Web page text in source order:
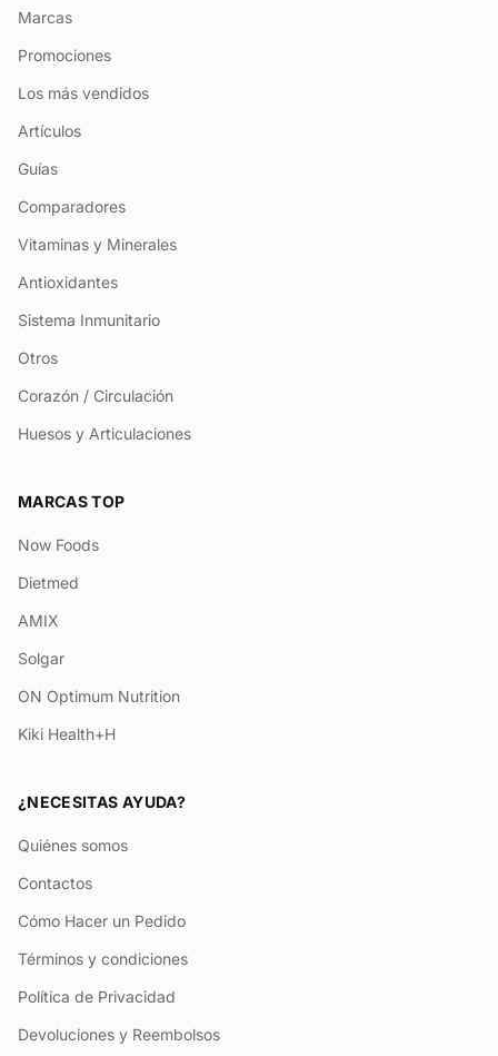
Marcas
Promociones
Los más vendidos
Artículos
Guías
Comparadores
Vitaminas y Minerales
Antioxidantes
Sistema Inmunitario
Otros
Corazón / Circulación
Huesos y Articulaciones
MARCAS TOP
Now Foods
Dietmed
AMIX
Solgar
ON Optimum Nutrition
Kiki Health+H
¿NECESITAS AYUDA?
Quiénes somos
Contactos
Cómo Hacer un Pedido
Términos y condiciones
Política de Privacidad
Devoluciones y Reembolsos